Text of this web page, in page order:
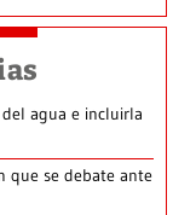
agua e incluirla
que se debate ante